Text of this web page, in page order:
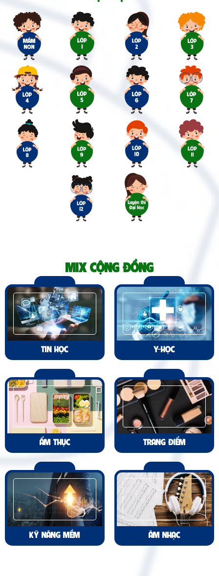
MIX CỘNG ĐỒNG
TIN HỌC Y-HỌC
ẨM THỰC TRANG ĐIỂM
KỸ NĂNG MỀM ÂM NHẠC